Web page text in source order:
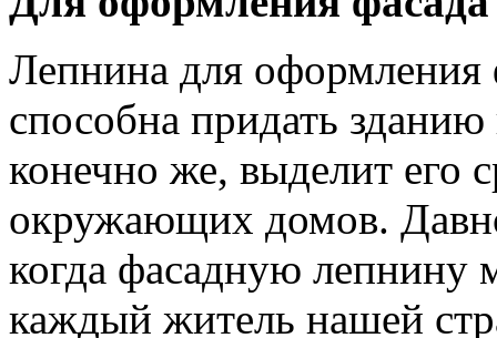
Лепнина для оформления
способна придать
конечно же, выделит его
окружающих домов.
когда фасадную лепнину
каждый житель нашей